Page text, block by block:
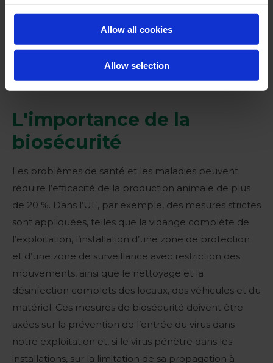
Allow all cookies
Allow selection
L'importance de la
biosécurité
Les problèmes de santé et les maladies peuvent
réduire l’efficacité de la production animale de plus
de 20 %. Dans l’UE, par exemple, des mesures strictes
sont appliquées, telles que la vidange complète de
l’exploitation, l’installation d’une zone de protection
et d’une zone de surveillance avec restriction des
mouvements, ainsi que le nettoyage et la
désinfection complets des locaux, des véhicules et du
matériel. Ces mesures de biosécurité doivent être
axées sur la prévention de l’entrée du virus dans
notre exploitation et, si le virus pénètre dans les
installations, sur la limitation de sa propagation à